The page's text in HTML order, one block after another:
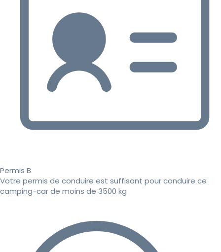
Permis B
Votre permis de conduire est suffisant pour conduire ce
camping-car de moins de 3500 kg